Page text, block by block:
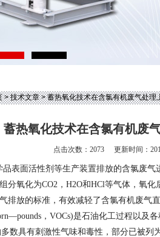
>技术文章> 蓄热氧化技术在含氯有机废气处理
蓄热氧化技术在含氯有机废
点击次数：2073 更新时间：
表面活性剂等生产装置排放的含氯废气
分氧化为CO2，H2O和HCl等气体，氧
排放的标准，有效减轻了含氯有机废气
，VOCs)是石油化工过程以及
数具有刺激性气味和毒性，部分已被列